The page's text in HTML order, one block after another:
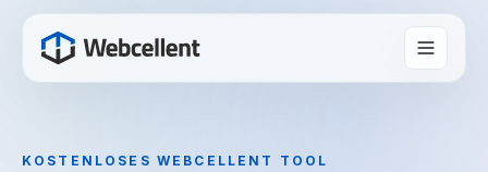
KOSTENLOSES WEBCELLENT TOOL